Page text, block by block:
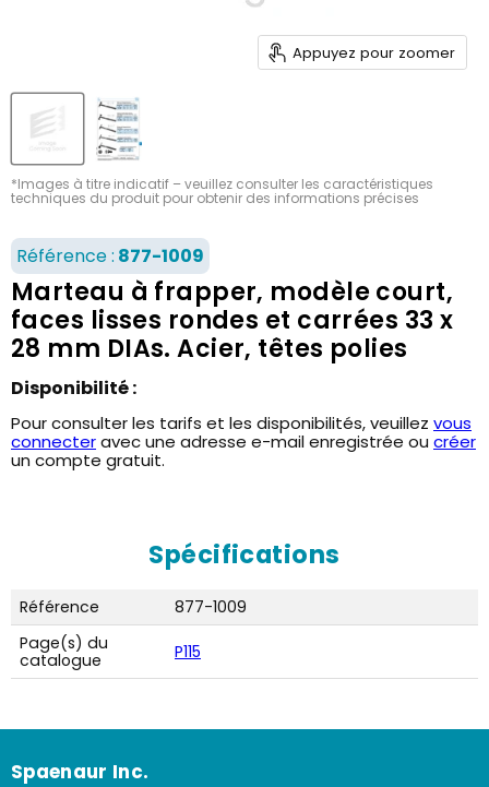
Appuyez pour zoomer
*Images à titre indicatif – veuillez consulter les caractéristiques
techniques du produit pour obtenir des informations précises
Référence : 877-1009
Marteau à frapper, modèle court,
faces lisses rondes et carrées 33 x
28 mm DIAs. Acier, têtes polies
Disponibilité :
Pour consulter les tarifs et les disponibilités, veuillez vous
connecteravec une adresse e-mail enregistrée ou créer
un compte gratuit.
Spécifications
Référence
877-1009
Page(s) du
catalogue
P115
Spaenaur Inc.